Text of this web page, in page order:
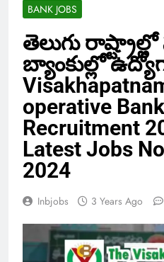
BANK JOBS
తెలుగు
బ్యాంకుల్లో
operative
Recruitment
Latest Jobs
2024
Inbjobs 3 Years Ago